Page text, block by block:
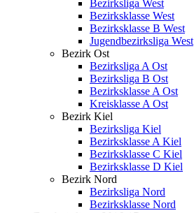
Bezirksliga West
Bezirksklasse West
Bezirksklasse B West
Jugendbezirksliga West
Bezirk Ost
Bezirksliga A Ost
Bezirksliga B Ost
Bezirksklasse A Ost
Kreisklasse A Ost
Bezirk Kiel
Bezirksliga Kiel
Bezirksklasse A Kiel
Bezirksklasse C Kiel
Bezirksklasse D Kiel
Bezirk Nord
Bezirksliga Nord
Bezirksklasse Nord